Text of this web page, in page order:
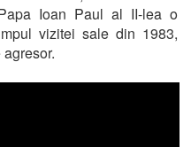
Ioan Paul al II-lea o
vizitei sale din 1983,